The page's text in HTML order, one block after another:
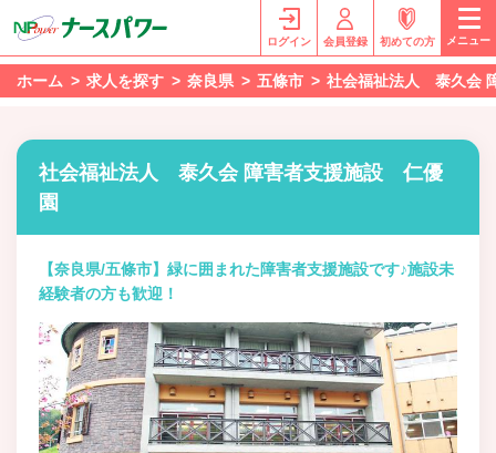
ログイン 会員登録 初めての方 メニュー
ホーム 求人を探す 奈良県 五條市 社会福祉法人 泰久会
社会福祉法人 泰久会 障害者支援施設 仁優
園
【奈良県/五條市】緑に囲まれた障害者支援施設です♪施設未
経験者の方も歓迎！